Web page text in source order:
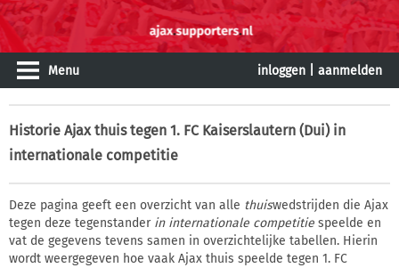
Menu inloggen aanmelden
Historie Ajax thuis tegen 1. FC Kaiserslautern (Dui) in
internationale competitie
Deze pagina geeft een overzicht van alle thuiswedstrijden die Ajax
tegen deze tegenstander in internationale competitie speelde en
vat de gegevens tevens samen in overzichtelijke tabellen. Hierin
wordt weergegeven hoe vaak Ajax thuis speelde tegen 1. FC